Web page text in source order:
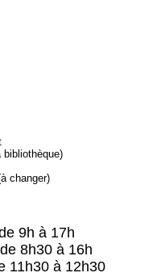
bibliothèque)
changer)
9h à 17h
8h30 à 16h
11h30 à 12h30